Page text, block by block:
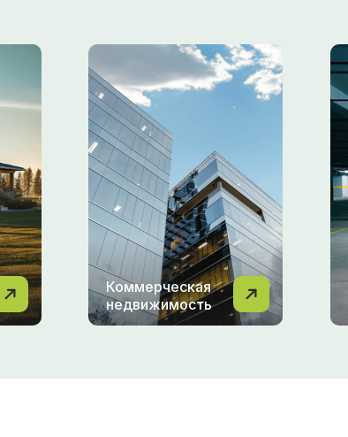
Коммерческая
недвижимость